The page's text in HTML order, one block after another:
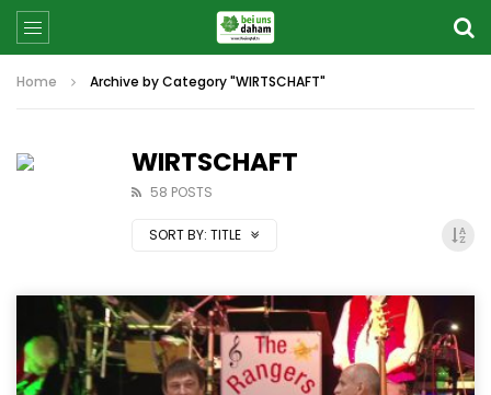
Home Archive by Category "WIRTSCHAFT"
WIRTSCHAFT
58 POSTS
SORT BY: TITLE